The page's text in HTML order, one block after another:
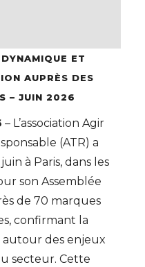
ET
AUPRÈS DES
– JUIN 2026
– L’association Agir
(ATR) a
à Paris, dans les
son Assemblée
de 70 marques
confirmant la
autour des enjeux
secteur. Cette